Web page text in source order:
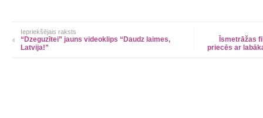
Iepriekšējais raksts
“Dzeguzītei” jauns videoklips “Daudz laimes,
Latvija!”
Īsmetrāžas
priecēs ar